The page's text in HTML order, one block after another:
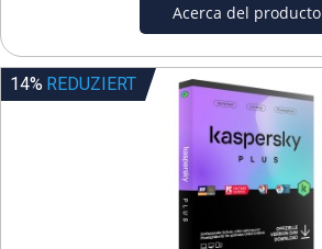
Acerca del producto
14% REDUZIERT